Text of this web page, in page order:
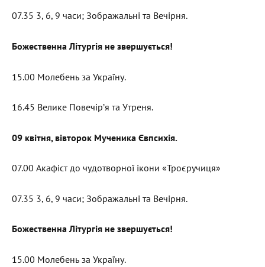
07.35 3, 6, 9 часи; Зображальні та Вечірня.
Божественна Літургія не звершується!
15.00 Молебень за Україну.
16.45 Велике Повечір’я та Утреня.
09 квітня, вівторок Мученика Євпсихія.
07.00 Акафіст до чудотворної ікони «Троєручиця»
07.35 3, 6, 9 часи; Зображальні та Вечірня.
Божественна Літургія не звершується!
15.00 Молебень за Україну.